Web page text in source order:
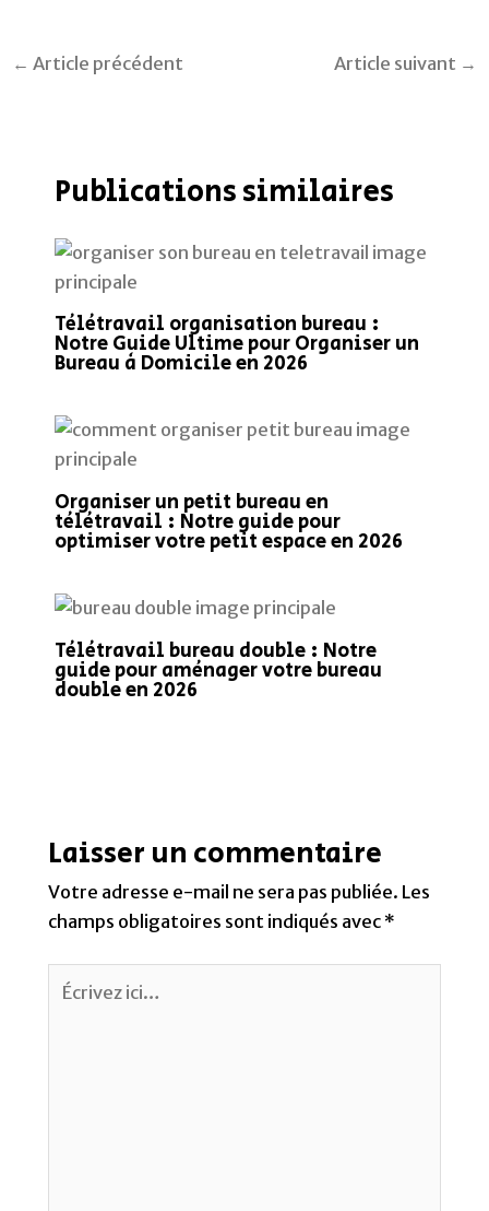
← Article précédent Article suivant →
Publications similaires
Télétravail organisation bureau :
Notre Guide Ultime pour Organiser un
Bureau à Domicile en 2026
Organiser un petit bureau en
télétravail : Notre guide pour
optimiser votre petit espace en 2026
Télétravail bureau double : Notre
guide pour aménager votre bureau
double en 2026
Laisser un commentaire
Votre adresse e-mail ne sera pas publiée. Les
champs obligatoires sont indiqués avec *
Écrivez
ici…